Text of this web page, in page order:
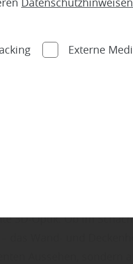
Wand. Ein Streichen
notwendig. Die
vormontiert und
und von dezent bis
Somit entsteht mit ein
topmoderne oder auch
Winden.
3D-Optik. Ob im
Externe